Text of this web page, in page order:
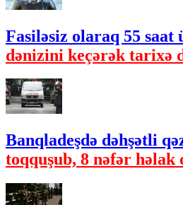
Fasiləsiz olaraq 55 saat
dənizini keçərək tarixə
Banqladeşdə dəhşətli
toqquşub, 8 nəfər həlak